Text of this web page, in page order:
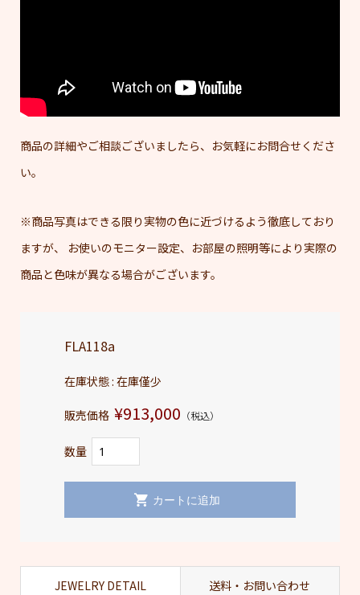
商品の詳細やご相談ございましたら、お気軽にお問合せくださ
い。
※商品写真はできる限り実物の色に近づけるよう徹底しており
ますが、 お使いのモニター設定、お部屋の照明等により実際の
商品と色味が異なる場合がございます。
FLA118a
在庫状態 : 在庫僅少
販売価格 ¥913,000 （税込）
数量
JEWELRY DETAIL 送料・お問い合わせ